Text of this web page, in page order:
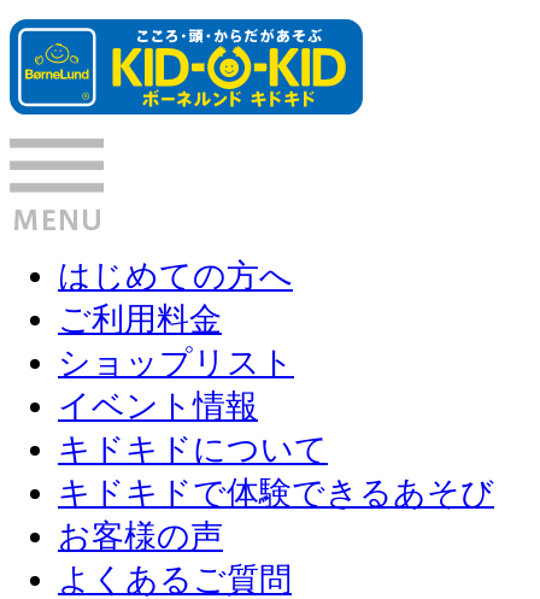
はじめての方へ
ご利用料金
ショップリスト
イベント情報
キドキドについて
キドキドで体験できるあそび
お客様の声
よくあるご質問